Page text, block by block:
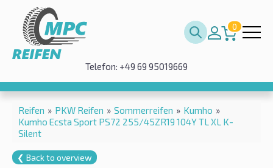
0
Telefon: +49 69 95019669
Reifen » PKW Reifen » Sommerreifen » Kumho »
Kumho Ecsta Sport PS72 255/45ZR19 104Y TL XL K-
Silent
❮ Back to overview